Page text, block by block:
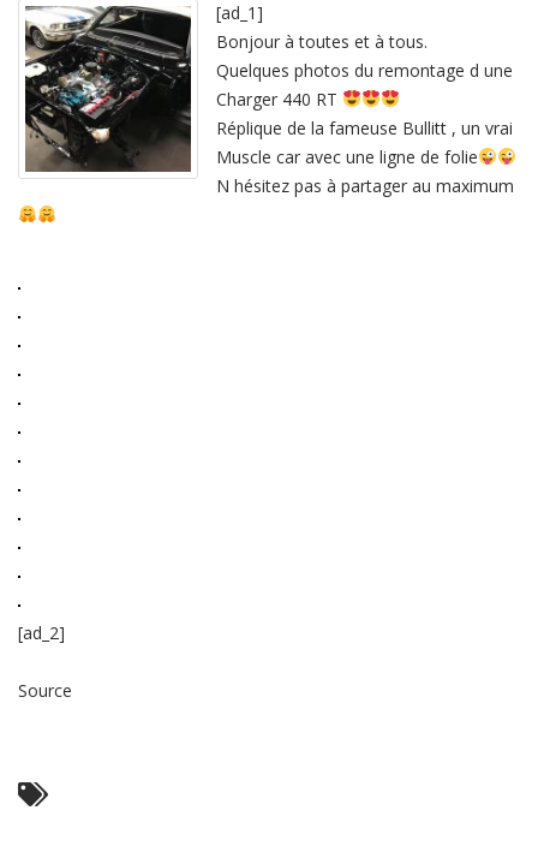
à
tous.
Quelques
photos
du
remontage
d
une
Charger
440
[ad_1]
Bonjour à toutes et à tous.
Quelques photos du remontage d une
Charger 440 RT
Réplique de la fameuse Bullitt , un vrai
Muscle car avec une ligne de folie
N hésitez pas à partager au maximum
[ad_2]
Source